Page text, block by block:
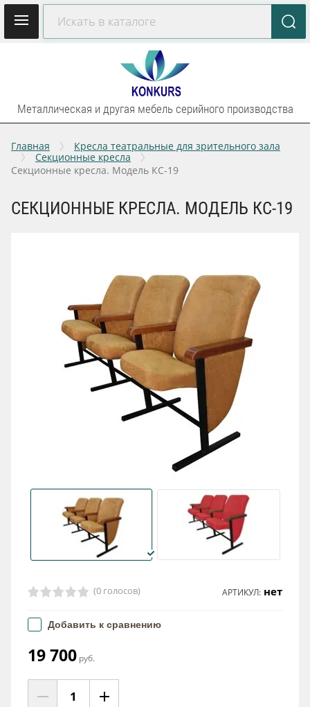
Металлическая и другая мебель серийного производства
Главная
Кресла театральные для зрительного зала
Секционные кресла
Секционные кресла. Модель КС-19
СЕКЦИОННЫЕ КРЕСЛА. МОДЕЛЬ КС-19
(0 голосов) АРТИКУЛ: нет
Добавить к сравнению
19 700 руб.